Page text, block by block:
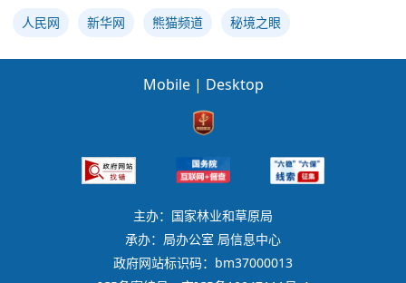
人民网 新华网 熊猫频道 秘境之眼
Mobile | Desktop
主办：国家林业和草原局
承办：局办公室 局信息中心
政府网站标识码：bm37000013